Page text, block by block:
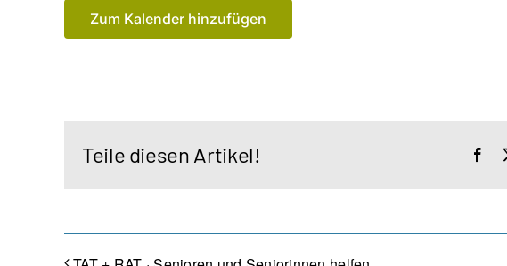
Zum Kalender hinzufügen
Teile diesen Artikel!